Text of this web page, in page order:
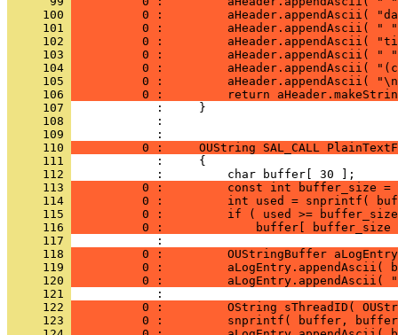
     100
0 :         aHeader.appendAscii(
     101
0 :         aHeader.appendAscii( "
     102
0 :         aHeader.appendAscii(
     103
0 :         aHeader.appendAscii( "
     104
0 :         aHeader.appendAscii(
     105
0 :         aHeader.appendAscii(
     106
0 :         return
     107
     108
            :
     109
     110
0 :     OUString SAL_CALL
     111
     112
     113
0 :         const int buffer_size =
     114
0 :         int used = snprintf(
     115
0 :         if ( used >=
     116
0 :             buffer[ buffer_size
     117
     118
0 :         OUStringBuffer
     119
0 :         aLogEntry.appendAscii(
     120
0 :         aLogEntry.appendAscii(
     121
     122
0 :         OString sThreadID(
     123
0 :         snprintf( buffer,